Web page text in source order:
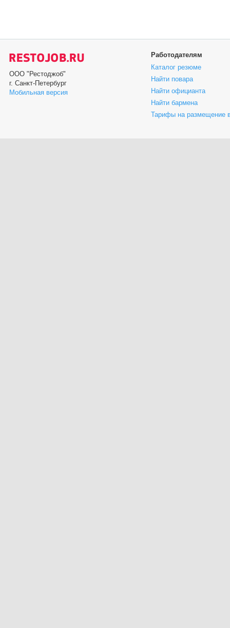
ООО "Рестоджоб"
г. Санкт-Петербург
Мобильная версия
Работодателям
Каталог резюме
Найти повара
Найти официанта
Найти бармена
Тарифы на размещение